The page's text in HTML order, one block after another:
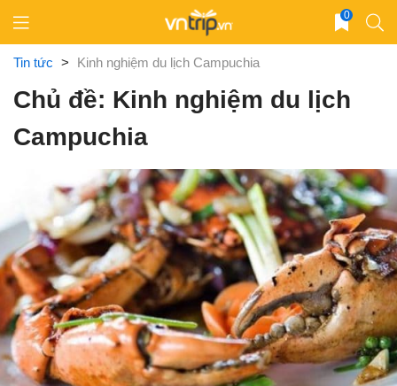
content
0
Tin tức > Kinh nghiệm du lịch Campuchia
Chủ đề: Kinh nghiệm du lịch
Campuchia